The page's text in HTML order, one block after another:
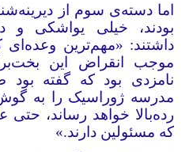
اما دسته‌ی سوم از
بودند، خیلی یواشکی و
داشتند: «مهم‌ترین
موجب انقراض این
نامزدی بود که گفته بود
مدرسه ژوراسیک را به
رده‌بالا خواهد رساند،
که مسئولین دارند.»